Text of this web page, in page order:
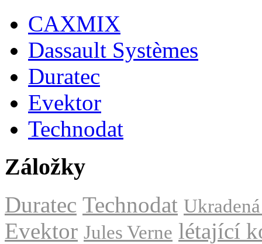
CAXMIX
Dassault Systèmes
Duratec
Evektor
Technodat
Záložky
Duratec Technodat
Evektor Jules Verne létající